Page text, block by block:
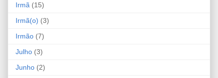
Irmã (15)
Irmã(o) (3)
Irmão (7)
Julho (3)
Junho (2)